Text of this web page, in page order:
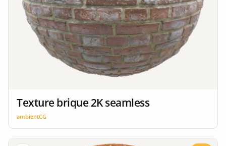
Texture brique 2K seamless
ambientCG